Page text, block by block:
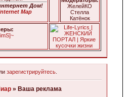
Дом!
ЖелейКО
Стелла
Катёнок
зарегистрируйтесь
» Ваша реклама